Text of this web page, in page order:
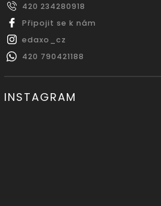
420 234280918
Připojit se k nám
edaxo_cz
420 790421188
INSTAGRAM